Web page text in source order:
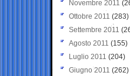
Novembre 2011
Ottobre 2011 (283)
Settembre 2011
Agosto 2011 (155)
Luglio 2011 (204)
Giugno 2011 (262)